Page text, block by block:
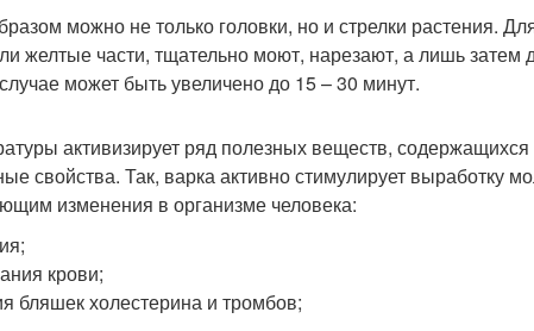
можно не только головки, но и стрелки растения.
желтые части, тщательно моют, нарезают, а лишь
может быть увеличено до 15 – 30 минут.
активизирует ряд полезных веществ,
свойства. Так, варка активно стимулирует выработку
изменения в организме человека:
крови;
бляшек холестерина и тромбов;